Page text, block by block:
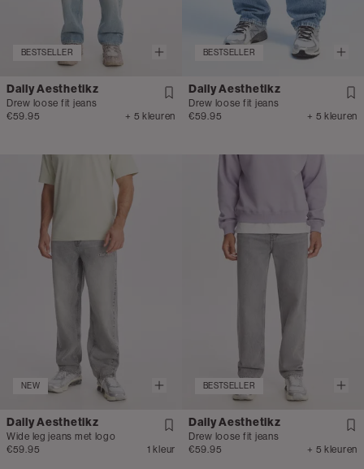
BESTSELLER
Daily Aesthetikz
Drew loose fit jeans
€59.95
+ 5 kleuren
BESTSELLER
Daily Aesthetikz
Drew loose fit jeans
€59.95
+ 5 kleuren
NEW
Daily Aesthetikz
Wide leg jeans met logo
€59.95
1 kleur
BESTSELLER
Daily Aesthetikz
Drew loose fit jeans
€59.95
+ 5 kleuren